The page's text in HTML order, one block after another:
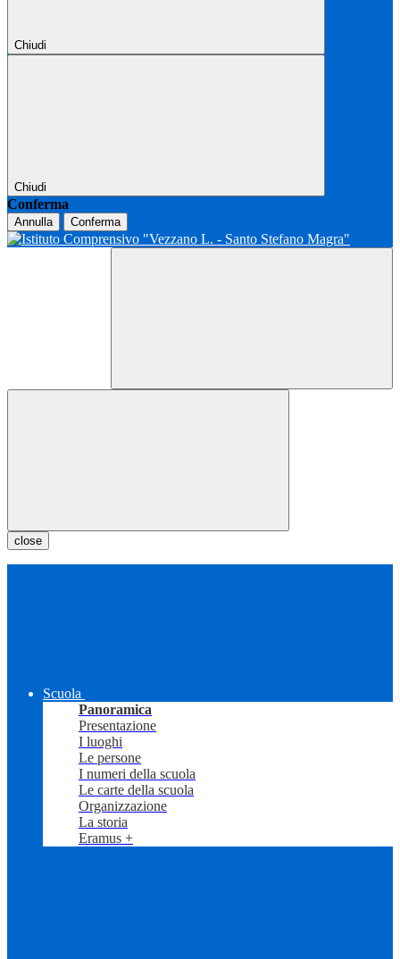
Chiudi
Chiudi
Conferma
Annulla Conferma
close
Scuola
Panoramica
Presentazione
I luoghi
Le persone
I numeri della scuola
Le carte della scuola
Organizzazione
La storia
Eramus +